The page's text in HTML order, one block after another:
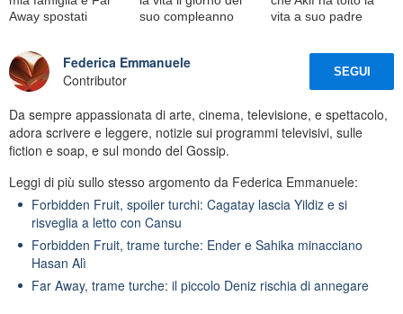
Away spostati
suo compleanno
vita a suo padre
Federica Emmanuele
Contributor
SEGUI
Da sempre appassionata di arte, cinema, televisione, e spettacolo,
adora scrivere e leggere, notizie sui programmi televisivi, sulle
fiction e soap, e sul mondo del Gossip.
Leggi di più sullo stesso argomento da Federica Emmanuele:
Forbidden Fruit, spoiler turchi: Cagatay lascia Yildiz e si
risveglia a letto con Cansu
Forbidden Fruit, trame turche: Ender e Sahika minacciano
Hasan Alì
Far Away, trame turche: il piccolo Deniz rischia di annegare